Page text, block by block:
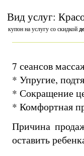
Вид услуг:
купон на услугу со скидкой
7 сеансов
* Упругие,
* Сокращение
* Комфортная
Причина
оставить